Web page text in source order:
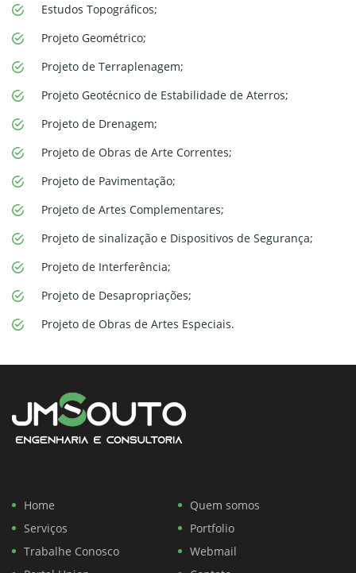
Estudos Topográficos;
Projeto Geométrico;
Projeto de Terraplenagem;
Projeto Geotécnico de Estabilidade de Aterros;
Projeto de Drenagem;
Projeto de Obras de Arte Correntes;
Projeto de Pavimentação;
Projeto de Artes Complementares;
Projeto de sinalização e Dispositivos de Segurança;
Projeto de Interferência;
Projeto de Desapropriações;
Projeto de Obras de Artes Especiais.
Home
Quem somos
Serviços
Portfolio
Trabalhe Conosco
Webmail